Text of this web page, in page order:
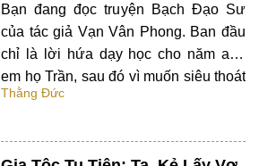
Bạn đang đọc truyện Bạch Đạo Sư
của tác giả Vạn Vân Phong. Ban đầu
chỉ là lời hứa dạy học cho năm anh
em họ Trần, sau đó vì muốn siêu thoát
cho linh hồn thiếu nữ mà bị cuốn vào
trong ách cai trị của người…
Thằng Đức